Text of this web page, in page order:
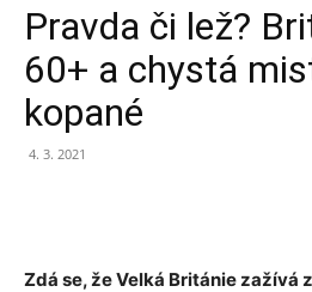
Pravda či lež?
60+ a chystá
kopané
4. 3. 2021
Zdá se, že Velká Británie zažívá